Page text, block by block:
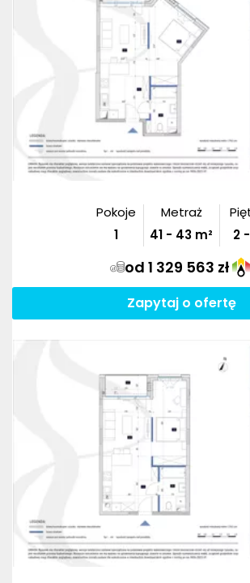
Pokoje
1
Metraż
41 - 43 m²
2
od 1 329 563 zł
Zapytaj o ofertę